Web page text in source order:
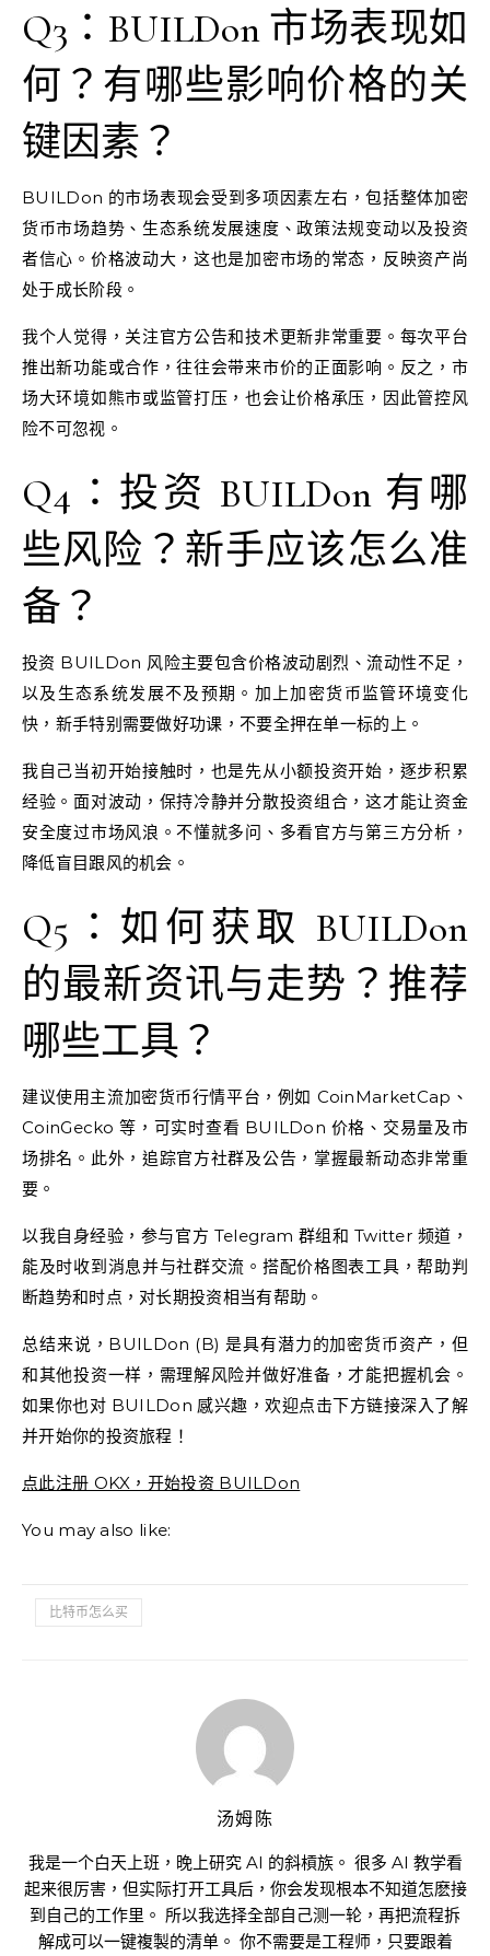
Q3：BUILDon 市场表现如
何？有哪些影响价格的关
键因素？
BUILDon 的市场表现会受到多项因素左右，包括整体加密
货币市场趋势、生态系统发展速度、政策法规变动以及投资
者信心。价格波动大，这也是加密市场的常态，反映资产尚
处于成长阶段。
我个人觉得，关注官方公告和技术更新非常重要。每次平台
推出新功能或合作，往往会带来市价的正面影响。反之，市
场大环境如熊市或监管打压，也会让价格承压，因此管控风
险不可忽视。
Q4：投资 BUILDon 有哪
些风险？新手应该怎么准
备？
投资 BUILDon 风险主要包含价格波动剧烈、流动性不足，
以及生态系统发展不及预期。加上加密货币监管环境变化
快，新手特别需要做好功课，不要全押在单一标的上。
我自己当初开始接触时，也是先从小额投资开始，逐步积累
经验。面对波动，保持冷静并分散投资组合，这才能让资金
安全度过市场风浪。不懂就多问、多看官方与第三方分析，
降低盲目跟风的机会。
Q5：如何获取 BUILDon
的最新资讯与走势？推荐
哪些工具？
建议使用主流加密货币行情平台，例如 CoinMarketCap、
CoinGecko 等，可实时查看 BUILDon 价格、交易量及市
场排名。此外，追踪官方社群及公告，掌握最新动态非常重
要。
以我自身经验，参与官方 Telegram 群组和 Twitter 频道，
能及时收到消息并与社群交流。搭配价格图表工具，帮助判
断趋势和时点，对长期投资相当有帮助。
总结来说，BUILDon (B) 是具有潜力的加密货币资产，但
和其他投资一样，需理解风险并做好准备，才能把握机会。
如果你也对 BUILDon 感兴趣，欢迎点击下方链接深入了解
并开始你的投资旅程！
点此注册 OKX，开始投资 BUILDon
You may also like:
比特币怎么买
汤姆陈
我是一个白天上班，晚上研究 AI 的斜槓族。 很多 AI 教学看
起来很厉害，但实际打开工具后，你会发现根本不知道怎麽接
到自己的工作里。 所以我选择全部自己测一轮，再把流程拆
解成可以一键複製的清单。 你不需要是工程师，只要跟着